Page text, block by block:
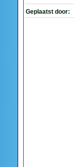
Geplaatst door: